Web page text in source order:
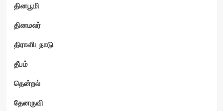
தினபூமி
தினமலர்
திராவிடநாடு
தீபம்
தென்றல்
தேனருவி